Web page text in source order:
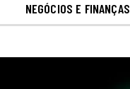
NEGÓCIOS E FINANÇAS